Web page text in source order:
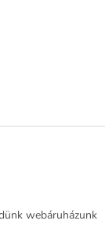
webáruházunk